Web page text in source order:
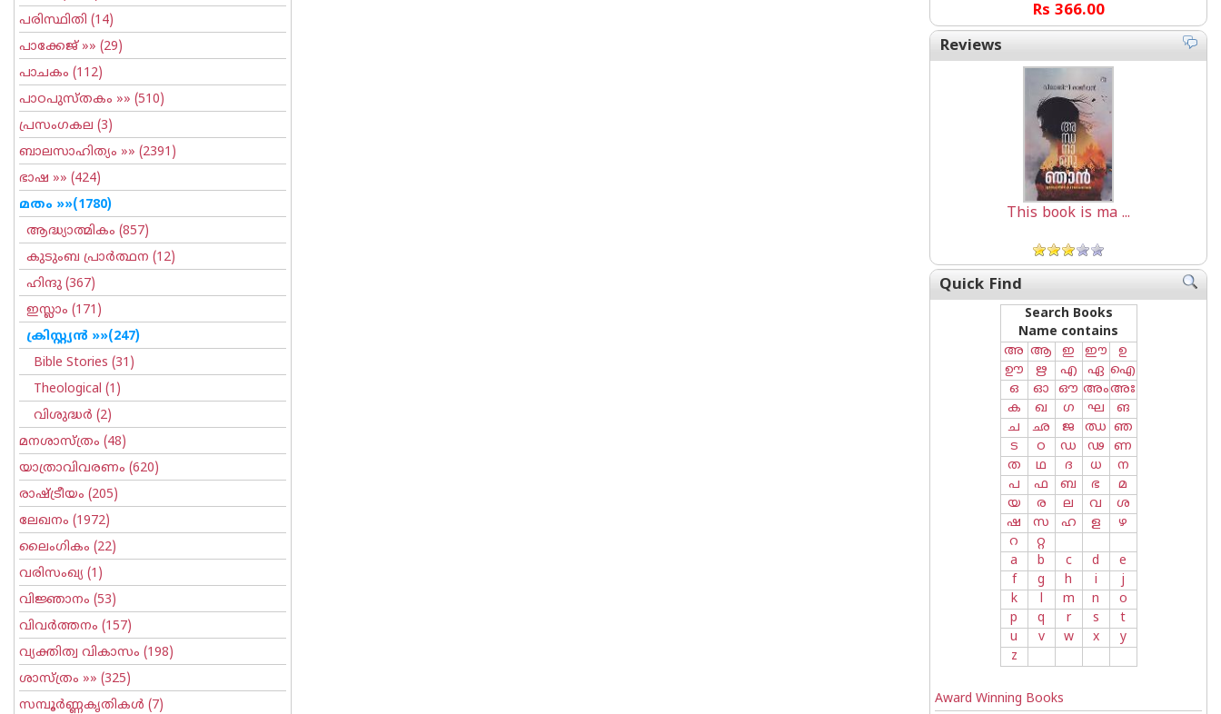
പരിസ്ഥിതി (14)
പാക്കേജ് »» (29)
പാചകം (112)
പാഠപുസ്തകം »» (510)
പ്രസംഗകല (3)
ബാലസാഹിത്യം »» (2391)
ഭാഷ »» (424)
മതം »»(1780)
ആദ്ധ്യാത്മികം (857)
കുടുംബ പ്രാര്‍ത്ഥന (12)
ഹിന്ദു (367)
ഇസ്ലാം (171)
ക്രിസ്റ്റ്യന്‍ »»(247)
Bible Stories (31)
Theological (1)
വിശുദ്ധർ (2)
മനശാസ്ത്രം (48)
യാത്രാവിവരണം (620)
രാഷ്ട്രീയം (205)
ലേഖനം (1972)
ലൈംഗികം (22)
വരിസംഖ്യ (1)
വിജ്ഞാനം (53)
വിവര്‍ത്തനം (157)
വ്യക്തിത്വ വികാസം (198)
ശാസ്ത്രം »» (325)
സമ്പൂര്‍ണ്ണകൃതികള്‍ (7)
Rs 366.00
Reviews
This book is ma ...
Quick Find
Search Books
Name contains
അ ആ ഇ ഈ
ഉ
ഊ
ഋ എ ഏ ഐ
ഒ
ഓ ഔ അംഅഃ
ക
ഖ ഗ ഘ
ങ
ച
ഛ ജ ഝ ഞ
ട
ഠ ഡ ഢ
ണ
ത
ഥ ദ ധ
ന
പ
ഫ ബ ഭ
മ
യ
ര ല വ
ശ
ഷ
സ ഹ ള
ഴ
റ
റ്റ
a
b c d
e
f
g h i
j
k
l m n
o
p
q r s
t
u
v w x
y
z
Award Winning Books